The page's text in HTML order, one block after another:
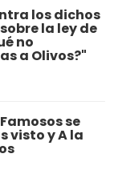
los dichos
la ley de
no
a Olivos?"
se
visto y A la